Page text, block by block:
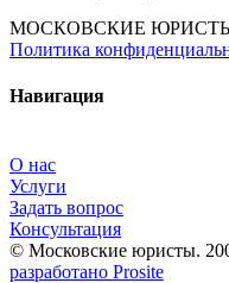
МОСКОВСКИЕ
Политика
Навигация
О нас
Услуги
Задать вопрос
Консультация
© Московские юристы.
разработано Prosite